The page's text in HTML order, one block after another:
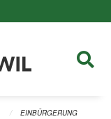
EINBÜRGERUNG